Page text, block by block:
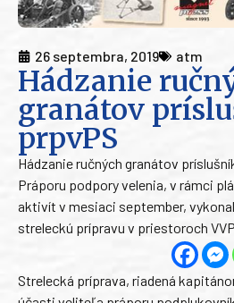
26 septembra, 2019 atm
Hádzanie
granátov
prpvPS
Hádzanie ručných granátov
Práporu podpory velenia, v rámci
aktivít v mesiaci september,
streleckú prípravu v priestoroch
Strelecká príprava, riadená